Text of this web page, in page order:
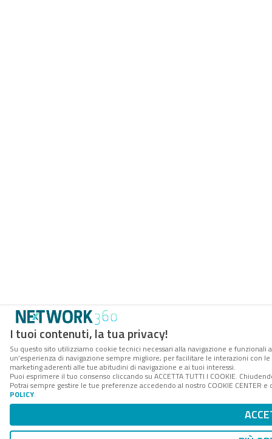
I tuoi contenuti, la tua privacy!
Su questo sito utilizziamo cookie tecnici necessari alla navigazione e
un’esperienza di navigazione sempre migliore, per facilitare le interazioni con
marketing aderenti alle tue abitudini di navigazione e ai tuoi interessi.
Puoi esprimere il tuo consenso cliccando su ACCETTA TUTTI I COOKIE.
Potrai sempre gestire le tue preferenze accedendo al nostro COOKIE
POLICY.